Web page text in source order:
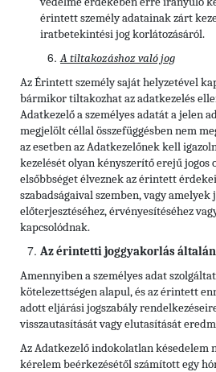
érintett személy adatainak zárt
iratbetekintési jog korlátozásáról.
A tiltakozáshoz való jog
Az Érintett személy saját helyzetével
bármikor tiltakozhat az adatkezelés
Adatkezelő a személyes adatát a jelen
megjelölt céllal összefüggésben nem
az esetben az Adatkezelőnek kell
kezelését olyan kényszerítő erejű
elsőbbséget élveznek az érintett
szabadságaival szemben, vagy amelyek
előterjesztéséhez, érvényesítéséhez
kapcsolódnak.
Az érintetti joggyakorlás
Amennyiben a személyes adat
kötelezettségen alapul, és az érintett
adott eljárási jogszabály
visszautasítását vagy elutasítását
Az Adatkezelő indokolatlan késedelem
kérelem beérkezésétől számított egy